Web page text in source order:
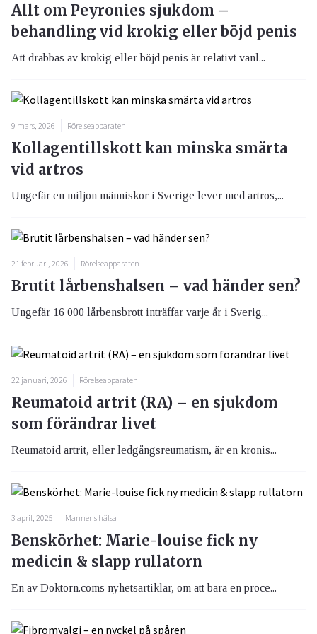
Allt om Peyronies sjukdom –
behandling vid krokig eller böjd penis
Att drabbas av krokig eller böjd penis är relativt vanl...
9 mars, 2026 Rörelseapparaten
Kollagentillskott kan minska smärta
vid artros
Ungefär en miljon människor i Sverige lever med artros,...
21 februari, 2026 Rörelseapparaten
Brutit lårbenshalsen – vad händer sen?
Ungefär 16 000 lårbensbrott inträffar varje år i Sverig...
22 januari, 2026 Rörelseapparaten
Reumatoid artrit (RA) – en sjukdom
som förändrar livet
Reumatoid artrit, eller ledgångsreumatism, är en kronis...
3 april, 2025 Mannens hälsa
Benskörhet: Marie-louise fick ny
medicin & slapp rullatorn
En av Doktorn.coms nyhetsartiklar, om att bara en proce...